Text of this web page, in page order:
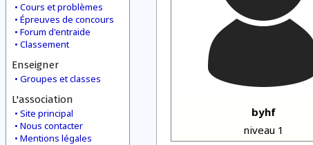
Cours et problèmes
Épreuves de concours
Forum d'entraide
Classement
Enseigner
Groupes et classes
L'association
Site principal
Nous contacter
Mentions légales
byhf
niveau 1